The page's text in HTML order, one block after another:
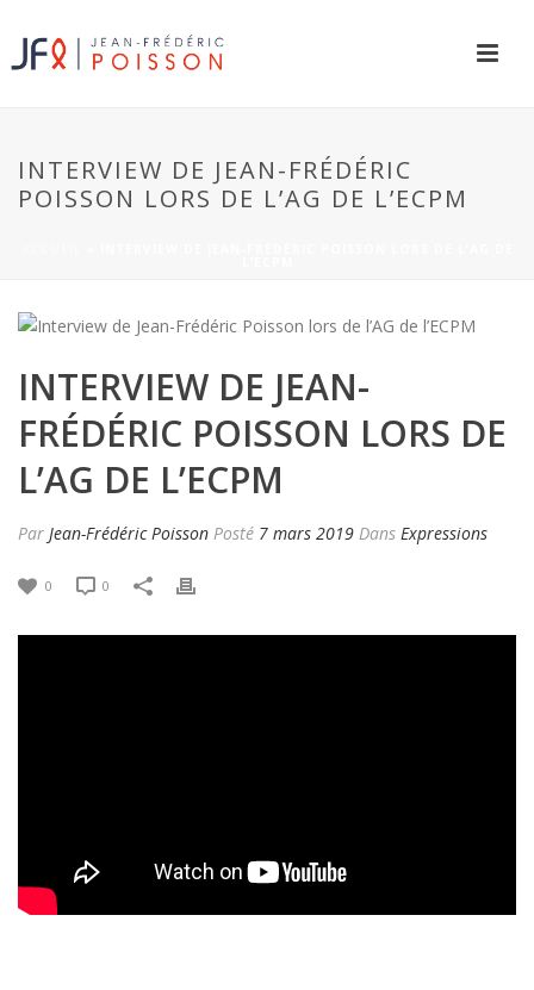
INTERVIEW DE JEAN-FRÉDÉRIC
POISSON LORS DE L’AG DE L’ECPM
INTERVIEW DE JEAN-
FRÉDÉRIC POISSON LORS DE
L’AG DE L’ECPM
Par Jean-Frédéric Poisson Posté 7 mars 2019 Dans Expressions
0 0